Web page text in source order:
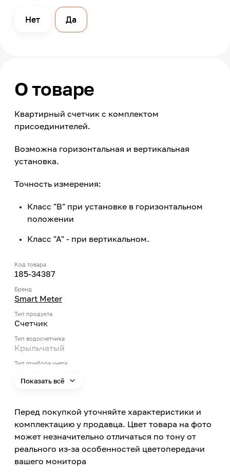
Нет Да
О товаре
Квартирный счетчик с комплектом
присоединителей.
Возможна горизонтальная и вертикальная
установка.
Точность измерения:
Класс "В" при установке в горизонтальном
положении
Класс "А" - при вертикальном.
Код товара
185-34387
Бренд
Smart Meter
Тип продукта
Счетчик
Тип водосчетчика
Крыльчатый
Тип прибора учета
Максимальная температура
40
Особенности водосчетчика
С импульсным выходом, С комплектом
монтажных частей
Показать всё
Перед покупкой уточняйте характеристики и
комплектацию у продавца. Цвет товара на фото
может незначительно отличаться по тону от
реального из-за особенностей цветопередачи
вашего монитора